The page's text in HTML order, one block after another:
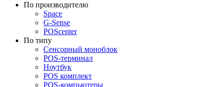
По производителю
Space
G-Sense
POScenter
По типу
Сенсорный моноблок
POS-терминал
Ноутбук
POS комплект
POS-компьютеры